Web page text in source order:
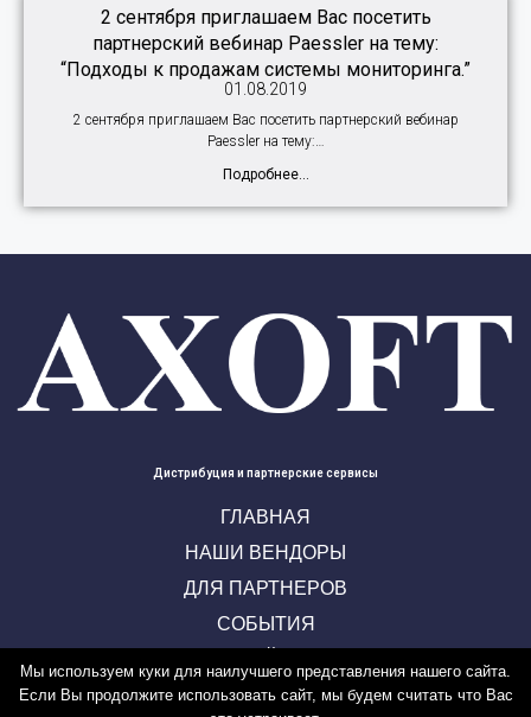
2 сентября приглашаем Вас посетить
партнерский вебинар Paessler на тему:
“Подходы к продажам системы мониторинга.”
01.08.2019
2 сентября приглашаем Вас посетить партнерский вебинар
Paessler на тему:…
Подробнее...
Дистрибуция и партнерские сервисы
ГЛАВНАЯ
НАШИ ВЕНДОРЫ
ДЛЯ ПАРТНЕРОВ
СОБЫТИЯ
КОНТАКТЫ
Мы используем куки для наилучшего представления нашего сайта.
Если Вы продолжите использовать сайт, мы будем считать что Вас